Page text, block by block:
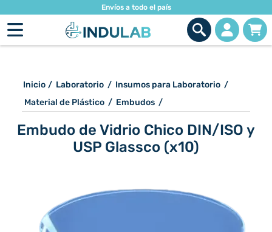
Envíos a todo el país
Inicio / Laboratorio / Insumos para Laboratorio /
Material de Plástico / Embudos /
Embudo de Vidrio Chico DIN/ISO y
USP Glassco (x10)